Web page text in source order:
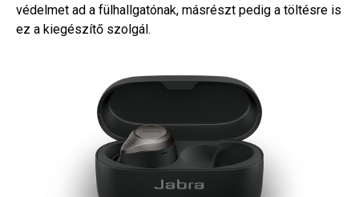
védelmet ad a fülhallgatónak, másrészt pedig a töltésre is
ez a kiegészítő szolgál.